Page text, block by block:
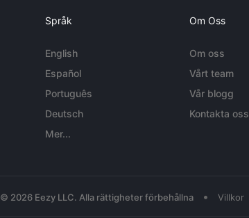
Språk
English
Español
Português
Deutsch
Mer...
Om Oss
Om oss
Vårt team
Vår blogg
Kontakta oss
© 2026 Eezy LLC. Alla rättigheter förbehållna • Villkor